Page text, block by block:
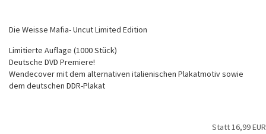
Die Weisse Mafia- Uncut Limited Edition
Limitierte Auflage (1000 Stück)
Deutsche DVD Premiere!
Wendecover mit dem alternativen italienischen Plakatmotiv sowie
dem deutschen DDR-Plakat
Statt 16,99 EUR